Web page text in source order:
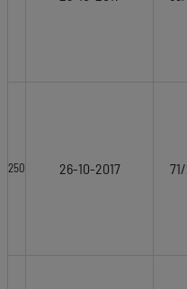
250 26-10-2017